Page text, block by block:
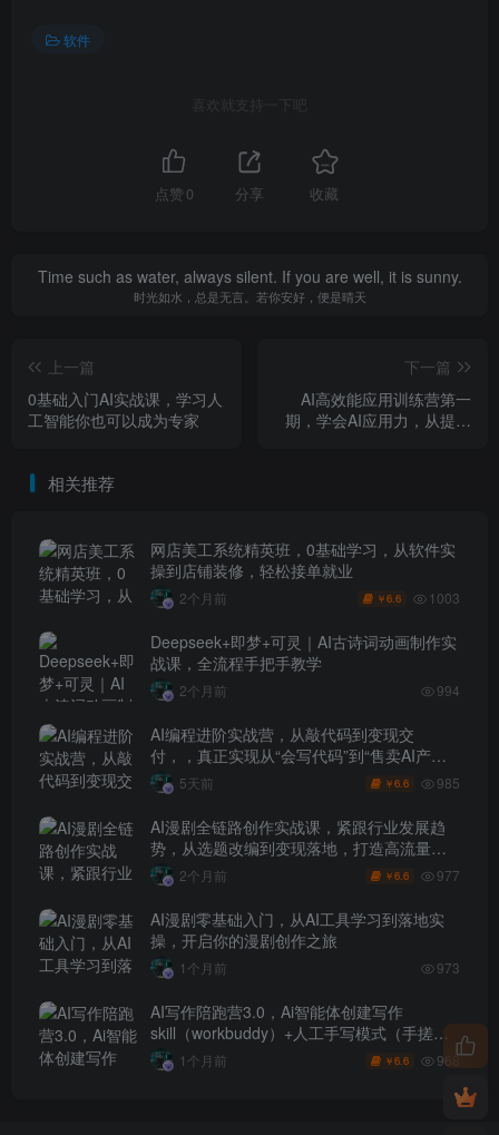
软件
喜欢就支持一下吧
点赞 0 分享 收藏
Time such as water, always silent. If you are well, it is sunny.
时光如水，总是无言。若你安好，便是晴天
上一篇
0基础入门AI实战课，学习人
工智能你也可以成为专家
下一篇
AI高效能应用训练营第一
期，学会AI应用力，从提问
相关推荐
网店美工系统精英班，0基础学习，从软件实
操到店铺装修，轻松接单就业
2个月前 ￥6.6 1003
Deepseek+即梦+可灵｜AI古诗词动画制作实
战课，全流程手把手教学
2个月前 994
AI编程进阶实战营，从敲代码到变现交
付，，真正实现从“会写代码”到“售卖AI产品
盈利”的跨越
5天前 ￥6.6 985
AI漫剧全链路创作实战课，紧跟行业发展趋
势，从选题改编到变现落地，打造高流量优
质作品2个月前 ￥6.6 977
AI漫剧零基础入门，从AI工具学习到落地实
操，开启你的漫剧创作之旅
1个月前 973
AI写作陪跑营3.0，Ai智能体创建写作
skill（workbuddy）+人工手写模式（手搓模
式），去除AI痕迹（头条号、公众号、百家
号）
1个月前 ￥6.6 968